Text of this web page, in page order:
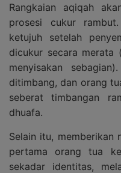
Rangkaian aqiqah
prosesi cukur
ketujuh setelah
dicukur secara merata
menyisakan
ditimbang, dan orang
seberat timbangan
dhuafa.
Selain itu, memberikan
pertama orang tua
sekadar identitas,